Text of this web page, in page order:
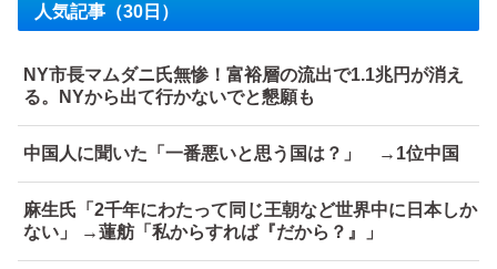
人気記事（30日）
NY市長マムダニ氏無惨！富裕層の流出で1.1兆円が消え
る。NYから出て行かないでと懇願も
中国人に聞いた「一番悪いと思う国は？」 →1位中国
麻生氏「2千年にわたって同じ王朝など世界中に日本しか
ない」 →蓮舫「私からすれば『だから？』」